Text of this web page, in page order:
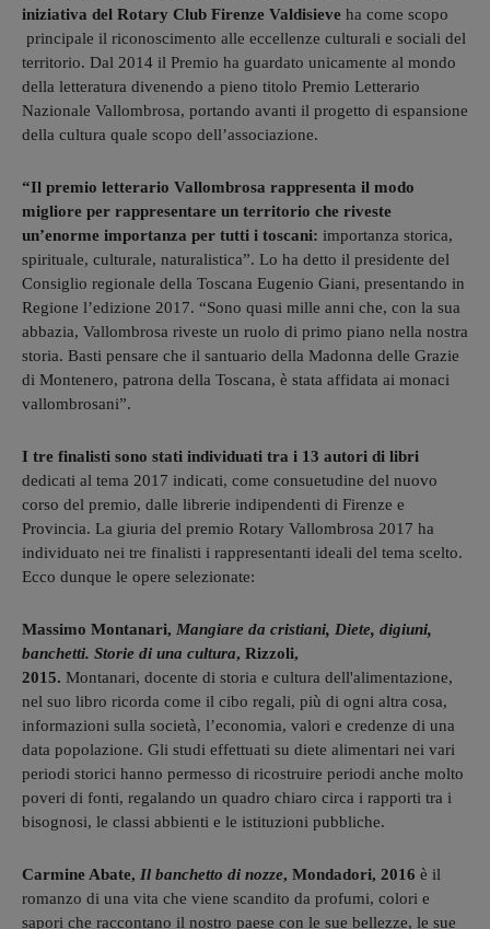
iniziativa del Rotary Club Firenze Valdisieve ha come scopo
principale il riconoscimento alle eccellenze culturali e sociali del
territorio. Dal 2014 il Premio ha guardato unicamente al mondo
della letteratura divenendo a pieno titolo Premio Letterario
Nazionale Vallombrosa, portando avanti il progetto di espansione
della cultura quale scopo dell’associazione.
“Il premio letterario Vallombrosa rappresenta il modo
migliore per rappresentare un territorio che riveste
un’enorme importanza per tutti i toscani: importanza storica,
spirituale, culturale, naturalistica”. Lo ha detto il presidente del
Consiglio regionale della Toscana Eugenio Giani, presentando in
Regione l’edizione 2017. “Sono quasi mille anni che, con la sua
abbazia, Vallombrosa riveste un ruolo di primo piano nella nostra
storia. Basti pensare che il santuario della Madonna delle Grazie
di Montenero, patrona della Toscana, è stata affidata ai monaci
vallombrosani”.
I tre finalisti sono stati individuati tra i 13 autori di libri
dedicati al tema 2017 indicati, come consuetudine del nuovo
corso del premio, dalle librerie indipendenti di Firenze e
Provincia. La giuria del premio Rotary Vallombrosa 2017 ha
individuato nei tre finalisti i rappresentanti ideali del tema scelto.
Ecco dunque le opere selezionate:
Massimo Montanari, Mangiare da cristiani, Diete, digiuni,
banchetti. Storie di una cultura, Rizzoli,
2015. Montanari, docente di storia e cultura dell'alimentazione,
nel suo libro ricorda come il cibo regali, più di ogni altra cosa,
informazioni sulla società, l’economia, valori e credenze di una
data popolazione. Gli studi effettuati su diete alimentari nei vari
periodi storici hanno permesso di ricostruire periodi anche molto
poveri di fonti, regalando un quadro chiaro circa i rapporti tra i
bisognosi, le classi abbienti e le istituzioni pubbliche.
Carmine Abate, Il banchetto di nozze, Mondadori, 2016 è il
romanzo di una vita che viene scandito da profumi, colori e
sapori che raccontano il nostro paese con le sue bellezze, le sue